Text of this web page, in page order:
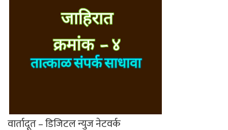
वार्तादूत – डिजिटल न्युज नेटवर्क